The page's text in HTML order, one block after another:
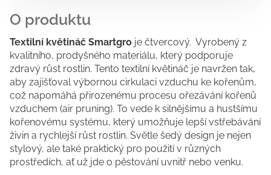
Textilní květináč Smartgro je čtvercový. Vyrobený z
kvalitního, prodyšného materiálu, který podporuje
zdravý růst rostlin. Tento textilní květináč je navržen tak,
aby zajišťoval výbornou cirkulaci vzduchu ke kořenům,
což napomáhá přirozenému procesu ořezávání kořenů
vzduchem (air pruning). To vede k silnějšímu a hustšímu
kořenovému systému, který umožňuje lepší vstřebávání
živin a rychlejší růst rostlin. Světle šedý design je nejen
stylový, ale také praktický pro použití v různých
prostředích, ať už jde o pěstování uvnitř nebo venku.